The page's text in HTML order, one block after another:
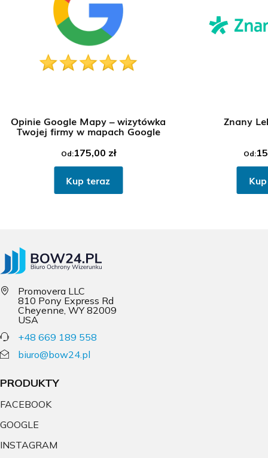
Opinie Google Mapy – wizytówka
Twojej firmy w mapach Google
Od:175,00 zł
Kup teraz
Znany
Od:
Promovera LLC
810 Pony Express Rd
Cheyenne, WY 82009
USA
+48 669 189 558
biuro@bow24.pl
PRODUKTY
FACEBOOK
GOOGLE
INSTAGRAM